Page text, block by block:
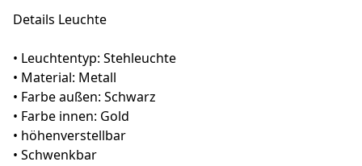
Details Leuchte
• Leuchtentyp: Stehleuchte
• Material: Metall
• Farbe außen: Schwarz
• Farbe innen: Gold
• höhenverstellbar
• Schwenkbar